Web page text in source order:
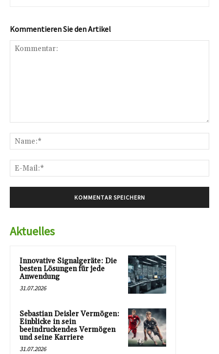
Kommentieren Sie den Artikel
Aktuelles
Innovative Signalgeräte: Die
besten Lösungen für jede
Anwendung
31.07.2026
Sebastian Deisler Vermögen:
Einblicke in sein
beeindruckendes Vermögen
und seine Karriere
31.07.2026